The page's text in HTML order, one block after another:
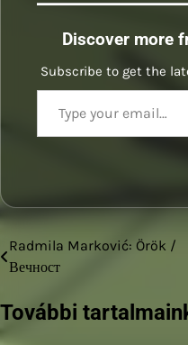
Discover more
Subscribe to get the
Type your email…
Bejegyzés
Radmila Marković: Örök /
Вечност
További